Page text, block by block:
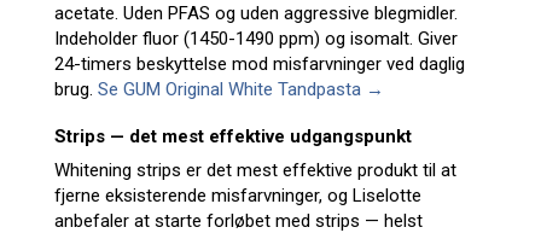
acetate. Uden PFAS og uden aggressive blegmidler.
Indeholder fluor (1450-1490 ppm) og isomalt. Giver
24-timers beskyttelse mod misfarvninger ved daglig
brug. Se GUM Original White Tandpasta →
Strips — det mest effektive udgangspunkt
Whitening strips er det mest effektive produkt til at
fjerne eksisterende misfarvninger, og Liselotte
anbefaler at starte forløbet med strips — helst